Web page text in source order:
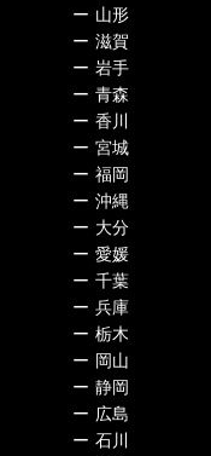
ー 山形
ー 滋賀
ー 岩手
ー 青森
ー 香川
ー 宮城
ー 福岡
ー 沖縄
ー 大分
ー 愛媛
ー 千葉
ー 兵庫
ー 栃木
ー 岡山
ー 静岡
ー 広島
ー 石川